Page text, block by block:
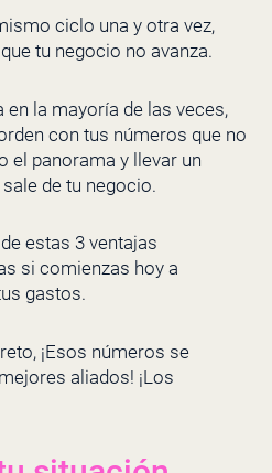
ciclo una y otra vez,
tu negocio no avanza.
en la mayoría de las veces,
con tus números que no
el panorama y llevar un
de tu negocio.
estas 3 ventajas
si comienzas hoy a
gastos.
¡Esos números se
aliados! ¡Los